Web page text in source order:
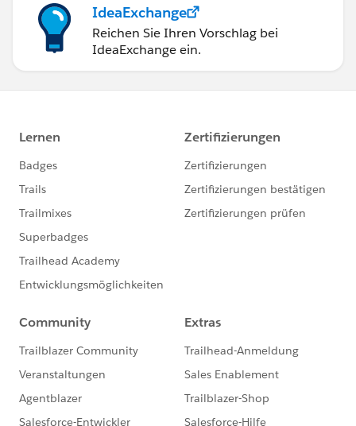
IdeaExchange
Reichen Sie Ihren Vorschlag bei
IdeaExchange ein.